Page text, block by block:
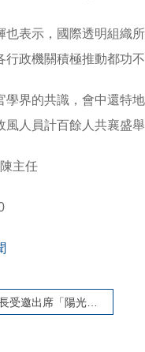
也表示，國際透明組織
政機關積極推動都功
學界的共識，會中還特
人員計百餘人共襄盛
主任
稅務廉政學術暨實務研討會」